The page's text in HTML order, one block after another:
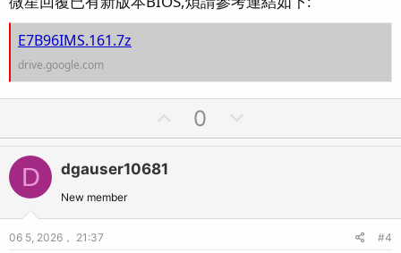
E7B96IMS.161.7z
drive.google.com
p
e
0
o
o
D dgauser10681
New member
06 5, 2026， 21:37 #4